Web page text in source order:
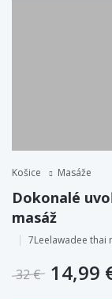
Košice Masáže
Dokonalé
masáž
7Leelawadee thai
32 € 14,99